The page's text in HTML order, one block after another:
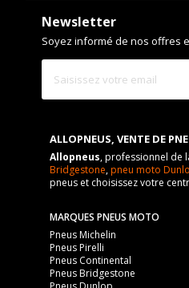
Newsletter
Soyez informé de nos offres
ALLOPNEUS, VENTE DE
Allopneus, professionnel de
Bridgestone,pneu moto
pneus et choisissez votre
MARQUES PNEUS MOTO
Pneus Michelin
Pneus Pirelli
Pneus Continental
Pneus Bridgestone